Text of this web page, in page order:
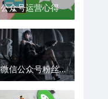
公众号运营心得
微信公众号粉丝、文章迁移流程及方法是什么